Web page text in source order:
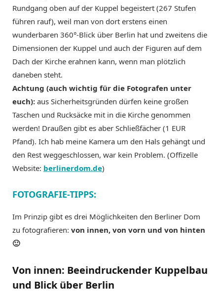
Rundgang oben auf der Kuppel begeistert (267 Stufen
führen rauf), weil man von dort erstens einen
wunderbaren 360°-Blick über Berlin hat und zweitens die
Dimensionen der Kuppel und auch der Figuren auf dem
Dach der Kirche erahnen kann, wenn man plötzlich
daneben steht.
Achtung (auch wichtig für die Fotografen unter
euch): aus Sicherheitsgründen dürfen keine großen
Taschen und Rucksäcke mit in die Kirche genommen
werden! Draußen gibt es aber Schließfächer (1 EUR
Pfand). Ich hab meine Kamera um den Hals gehängt und
den Rest weggeschlossen, war kein Problem. (Offizelle
Website: berlinerdom.de)
FOTOGRAFIE-TIPPS:
Im Prinzip gibt es drei Möglichkeiten den Berliner Dom
zu fotografieren: von innen, von vorn und von hinten
🙂
Von innen: Beeindruckender Kuppelbau
und Blick über Berlin